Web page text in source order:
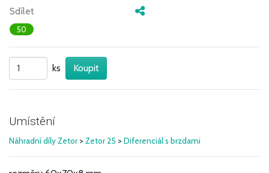
Sdílet
50
ks
Umístění
Náhradní díly Zetor> Zetor 25 > Diferenciál s brzdami